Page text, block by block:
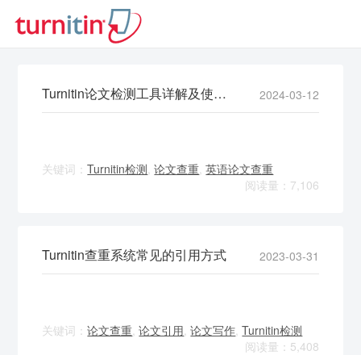
Turnitin论文检测工具详解及使用指南 2024-03-12
关键词：Turnitin检测,论文查重,英语论文查重
阅读量：7,106
Turnitin查重系统常见的引用方式 2023-03-31
关键词：论文查重,论文引用,论文写作,Turnitin检测
阅读量：5,408